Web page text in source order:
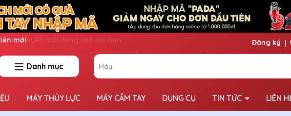
mới Đăng ký
Danh mục
MÁY THỦY LỰC MÁY CẦM TAY DỤNG CỤ TIN TỨC LIÊN